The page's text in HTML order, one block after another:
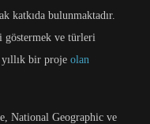
katkıda bulunmaktadır.
göstermek ve türleri
bir proje olan
National Geographic ve